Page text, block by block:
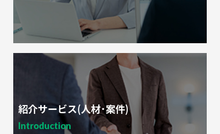
紹介サービス(人材･案件)
Introduction